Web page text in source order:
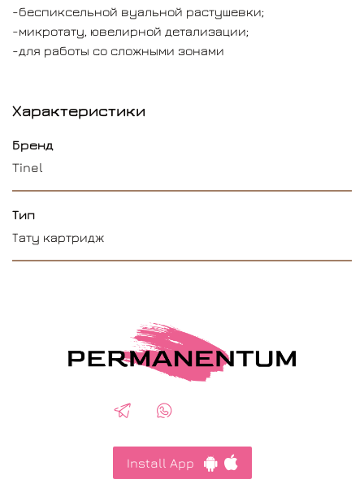
-беспиксельной вуальной растушевки;
-микротату, ювелирной детализации;
-для работы со сложными зонами
Характеристики
Бренд
Tinel
Тип
Тату картридж
Install App